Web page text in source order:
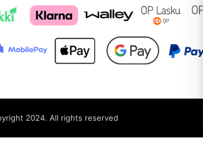
2024. All rights reserved